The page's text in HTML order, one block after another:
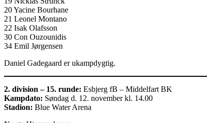
20 Yacine Bourhane
21 Leonel Montano
22 Isak Olafsson
30 Con Ouzounidis
34 Emil Jørgensen
Daniel Gadegaard er ukampdygtig.
2. division – 15. runde: Esbjerg fB – Middelfart BK
Kampdato: Søndag d. 12. november kl. 14.00
Stadion: Blue Water Arena